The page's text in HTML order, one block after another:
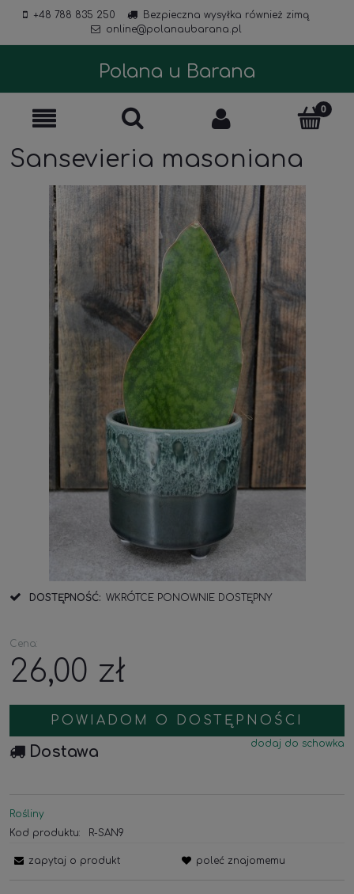
+48 788 835 250
Bezpieczna wysyłka również zimą
online@polanaubarana.pl
Polana u Barana
Sansevieria masoniana
DOSTĘPNOŚĆ: WKRÓTCE PONOWNIE DOSTĘPNY
Cena:
26,00 zł
POWIADOM O DOSTĘPNOŚCI
dodaj do schowka
Dostawa
Rośliny
Kod produktu:
R-SAN9
zapytaj o produkt poleć znajomemu